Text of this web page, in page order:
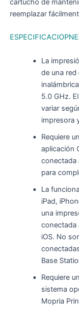
cartucho de
reemplazar
La
de una
5.0 GHz.
variar
impresora
Requiere
aplicación
conectada
para
La
iPad,
una
conectada
iOS. No
Base
Requiere
sistema
Mopria